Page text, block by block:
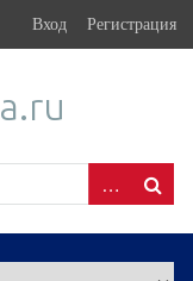
Вход Регистрация